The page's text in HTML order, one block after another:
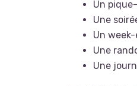
Un
Une
Un
Une
Une